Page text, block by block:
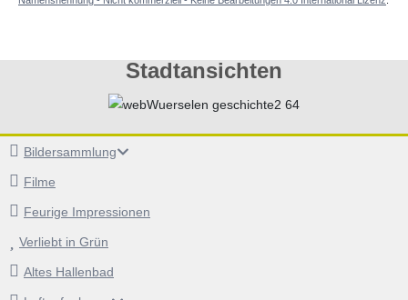
Stadtansichten
Bildersammlung
Filme
Feurige Impressionen
Verliebt in Grün
Altes Hallenbad